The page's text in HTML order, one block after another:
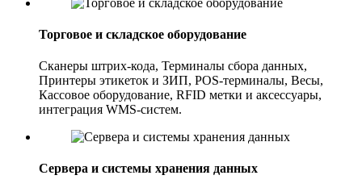
Торговое и складское оборудование
Сканеры штрих-кода, Терминалы сбора данных,
Принтеры этикеток и ЗИП, POS-терминалы, Весы,
Кассовое оборудование, RFID метки и аксессуары,
интеграция WMS-систем.
Сервера и системы хранения данных